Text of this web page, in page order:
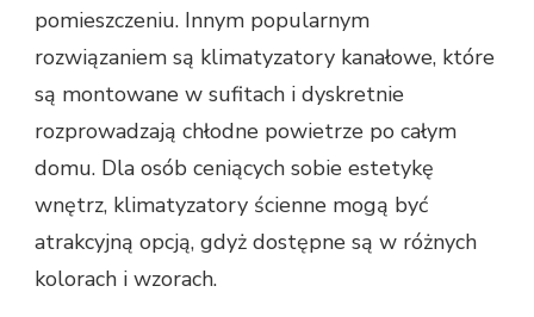
pomieszczeniu. Innym popularnym
rozwiązaniem są klimatyzatory kanałowe, które
są montowane w sufitach i dyskretnie
rozprowadzają chłodne powietrze po całym
domu. Dla osób ceniących sobie estetykę
wnętrz, klimatyzatory ścienne mogą być
atrakcyjną opcją, gdyż dostępne są w różnych
kolorach i wzorach.